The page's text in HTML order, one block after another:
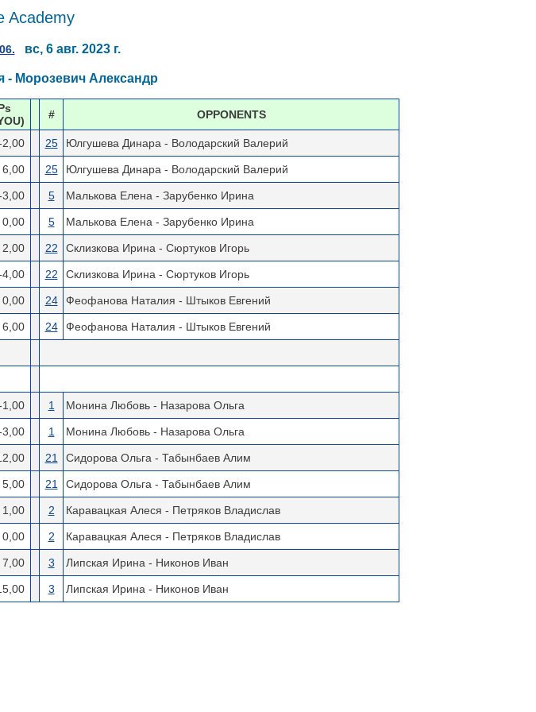
Academy
вс, 6 авг. 2023 г.
Морозевич Александр
# OPPONENTS
2,00 25 Юлгушева Динара - Володарский Валерий
6,00 25 Юлгушева Динара - Володарский Валерий
3,00 5 Малькова Елена - Зарубенко Ирина
0,00 5 Малькова Елена - Зарубенко Ирина
2,00 22 Склизкова Ирина - Сюртуков Игорь
4,00 22 Склизкова Ирина - Сюртуков Игорь
0,00 24 Феофанова Наталия - Штыков Евгений
6,00 24 Феофанова Наталия - Штыков Евгений
1,00 1 Монина Любовь - Назарова Ольга
3,00 1 Монина Любовь - Назарова Ольга
21 Сидорова Ольга - Табынбаев Алим
5,00 21 Сидорова Ольга - Табынбаев Алим
1,00 2 Каравацкая Алеся - Петряков Владислав
0,00 2 Каравацкая Алеся - Петряков Владислав
7,00 3 Липская Ирина - Никонов Иван
3 Липская Ирина - Никонов Иван